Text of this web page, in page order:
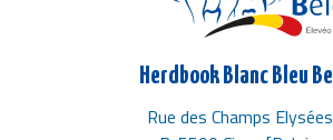
Herdbook Blanc Bleu
Rue des Champs